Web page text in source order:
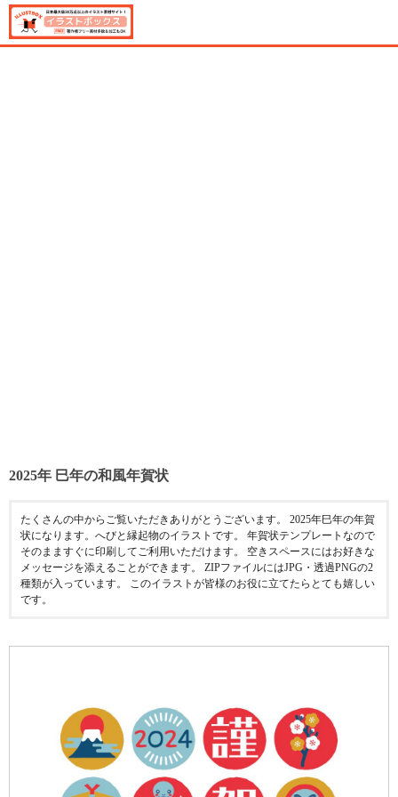
2025年 巳年の和風年賀状
たくさんの中からご覧いただきありがとうございます。 2025年巳年の年賀
状になります。へびと縁起物のイラストです。 年賀状テンプレートなので
そのまますぐに印刷してご利用いただけます。 空きスペースにはお好きな
メッセージを添えることができます。 ZIPファイルにはJPG・透過PNGの2
種類が入っています。 このイラストが皆様のお役に立てたらとても嬉しい
です。